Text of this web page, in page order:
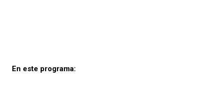
En este programa: